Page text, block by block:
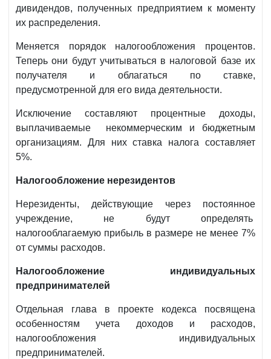
дивидендов, полученных предприятием к моменту
их распределения.
Меняется порядок налогообложения процентов.
Теперь они будут учитываться в налоговой базе их
получателя и облагаться по ставке,
предусмотренной для его вида деятельности.
Исключение составляют процентные доходы,
выплачиваемые некоммерческим и бюджетным
организациям. Для них ставка налога составляет
5%.
Налогообложение нерезидентов
Нерезиденты, действующие через постоянное
учреждение, не будут определять
налогооблагаемую прибыль в размере не менее 7%
от суммы расходов.
Налогообложение индивидуальных
предпринимателей
Отдельная глава в проекте кодекса посвящена
особенностям учета доходов и расходов,
налогообложения индивидуальных
предпринимателей.